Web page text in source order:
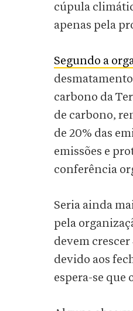
cúpula
apenas pela
Segundo a
carbono da
de carbono,
de 20% das
emissões e
conferência
Seria ainda
pela
devem
devido aos
espera-se que